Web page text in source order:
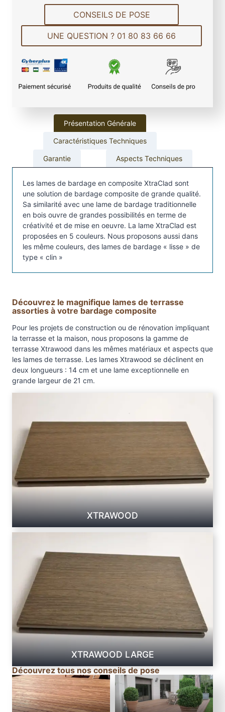
t
é
d
e
L
a
m
d
e
b
a
d
a
g
e
c
o
m
t
e
X
t
r
a
C
"
i
"
C
o
u
u
r
e
a
k
CONSEILS DE POSE
UNE QUESTION ? 01 80 83 66 66
Présentation Générale
Caractéristiques Techniques
Garantie Aspects Techniques
Les lames de bardage en composite XtraClad sont
une solution de bardage composite de grande qualité.
Sa similarité avec une lame de bardage traditionnelle
en bois ouvre de grandes possibilités en terme de
créativité et de mise en oeuvre. La lame XtraClad est
proposées en 5 couleurs. Nous proposons aussi dans
les même couleurs, des lames de bardage « lisse » de
type « clin »
Découvrez le magnifique lames de terrasse
assorties à votre bardage composite
Pour les projets de construction ou de rénovation impliquant
la terrasse et la maison, nous proposons la gamme de
terrasse Xtrawood dans les mêmes matériaux et aspects que
les lames de terrasse. Les lames Xtrawood se déclinent en
deux longueurs : 14 cm et une lame exceptionnelle en
grande largeur de 21 cm.
XTRAWOOD
XTRAWOOD LARGE
Découvrez tous nos conseils de pose